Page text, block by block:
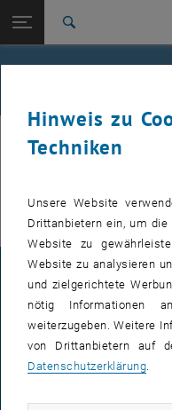
TU Login
Studium
International
Zur 1. Menü Ebene
Alle News
Zurück: Subseiten von TU
Zurück zur letzten Ebene:
TU Wien Startseite
20. Juli 2021
Hinweis zu
Techniken
Unsere Website
Drittanbietern ein, um
Website zu
Website zu analysieren
und zielgerichtete
nötig Informationen
weiterzugeben. Weitere
von Drittanbietern auf
Datenschutzerklärung.